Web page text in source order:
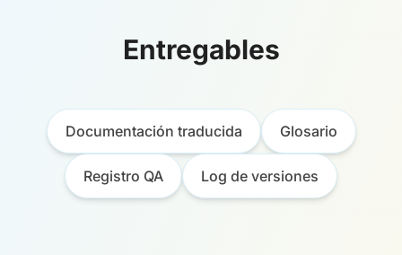
Entregables
Documentación traducida Glosario
Registro QA Log de versiones